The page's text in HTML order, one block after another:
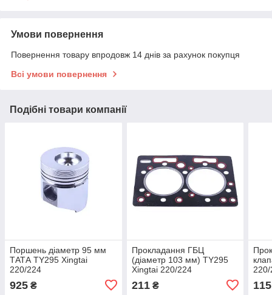
Умови повернення
Повернення товару впродовж 14 днів за рахунок покупця
Всі умови повернення
Подібні товари компанії
Поршень діаметр 95 мм
ТАТА TY295 Xingtai
220/224
925 ₴
Прокладання ГБЦ
(діаметр 103 мм) TY295
Xingtai 220/224
211₴ 115